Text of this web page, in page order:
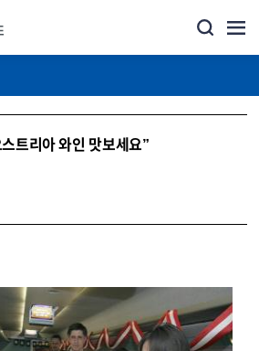
트리아 와인 맛보세요”